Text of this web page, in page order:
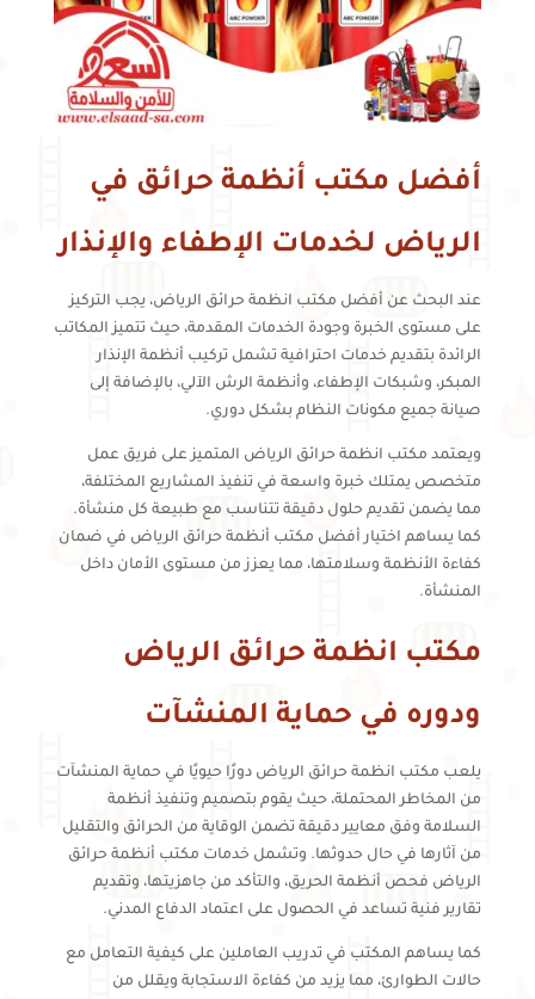
أفضل مكتب أنظمة حرائق في
الرياض لخدمات الإطفاء والإنذار
عند البحث عن أفضل مكتب انظمة حرائق الرياض، يجب التركيز
على مستوى الخبرة وجودة الخدمات المقدمة، حيث تتميز المكاتب
الرائدة بتقديم خدمات احترافية تشمل تركيب أنظمة الإنذار
المبكر، وشبكات الإطفاء، وأنظمة الرش الآلي، بالإضافة إلى
صيانة جميع مكونات النظام بشكل دوري.
ويعتمد مكتب انظمة حرائق الرياض المتميز على فريق عمل
متخصص يمتلك خبرة واسعة في تنفيذ المشاريع المختلفة،
مما يضمن تقديم حلول دقيقة تتناسب مع طبيعة كل منشأة.
كما يساهم اختيار أفضل مكتب أنظمة حرائق الرياض في ضمان
كفاءة الأنظمة وسلامتها، مما يعزز من مستوى الأمان داخل
المنشأة.
مكتب انظمة حرائق الرياض
ودوره في حماية المنشآت
يلعب مكتب انظمة حرائق الرياض دورًا حيويًا في حماية المنشآت
من المخاطر المحتملة، حيث يقوم بتصميم وتنفيذ أنظمة
السلامة وفق معايير دقيقة تضمن الوقاية من الحرائق والتقليل
من آثارها في حال حدوثها. وتشمل خدمات مكتب أنظمة حرائق
الرياض فحص أنظمة الحريق، والتأكد من جاهزيتها، وتقديم
تقارير فنية تساعد في الحصول على اعتماد الدفاع المدني.
كما يساهم المكتب في تدريب العاملين على كيفية التعامل مع
حالات الطوارئ، مما يزيد من كفاءة الاستجابة ويقلل من